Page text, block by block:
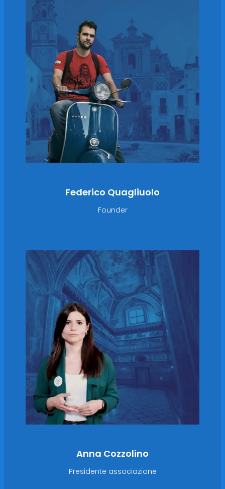
Federico Quagliuolo
Founder
Anna Cozzolino
Presidente associazione